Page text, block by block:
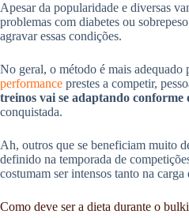
Apesar da popularidade e diversas
problemas com diabetes ou
agravar essas condições.
No geral, o método é mais adequado
performance prestes a competir,
treinos vai se adaptando conforme
conquistada.
Ah, outros que se beneficiam muito
definido na temporada de
costumam ser intensos tanto na
Como deve ser a dieta durante o